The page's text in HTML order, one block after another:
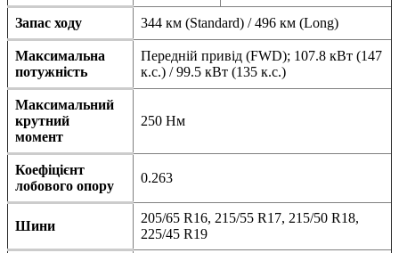
Запас ходу 344 км (Standard) / 496 км (Long)
Максимальна
потужність
Передній привід (FWD); 107.8 кВт (147
к.с.) / 99.5 кВт (135 к.с.)
Максимальний
крутний
момент
250 Нм
Коефіцієнт
лобового опору
0.263
Шини
205/65 R16, 215/55 R17, 215/50 R18,
225/45 R19